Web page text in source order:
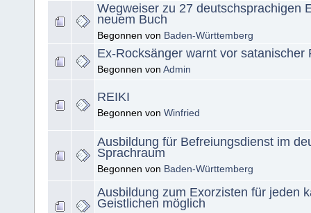
Wegweiser zu 27 deutschsprachigen
neuem Buch
Begonnen von Baden-Württemberg
Ex-Rocksänger warnt vor satanischer
Begonnen von Admin
REIKI
Begonnen von Winfried
Ausbildung für Befreiungsdienst im
Sprachraum
Begonnen von Baden-Württemberg
Ausbildung zum Exorzisten für jeden
Geistlichen möglich